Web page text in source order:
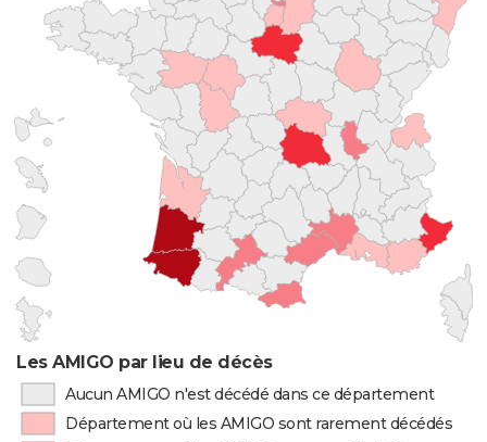
Les AMIGO par lieu de décès
Aucun AMIGO n'est décédé dans ce département
Département où les AMIGO sont rarement décédés